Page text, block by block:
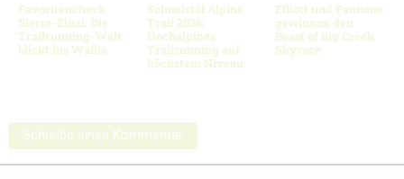
Favoritencheck
Sierre-Zinal: Die
Trailrunning-Welt
blickt ins Wallis
Schnalstal Alpine
Trail 2026:
Hochalpines
Trailrunning auf
höchstem Niveau
Elliott und Pannone
gewinnen den
Beast of Big Creek
Skyrace
Schreibe einen Kommentar